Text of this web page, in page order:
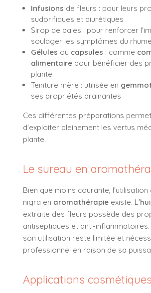
Infusions de fleurs : pour leurs
sudorifiques et diurétiques
Sirop de baies : pour renforcer
soulager les symptômes du rhume
Gélules ou capsules : comme
alimentaire pour bénéficier des
plante
Teinture mère : utilisée en
ses propriétés drainantes
Ces différentes préparations
d'exploiter pleinement les vertus
plante.
Le sureau en
Bien que moins courante, l'utilisation
nigra en aromathérapie existe. L'
extraite des fleurs possède des
antiseptiques et anti-inflammatoires.
son utilisation reste limitée et
professionnel en raison de sa
Applications cosmétiques